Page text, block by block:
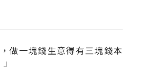
做一塊錢生意得有三塊錢本